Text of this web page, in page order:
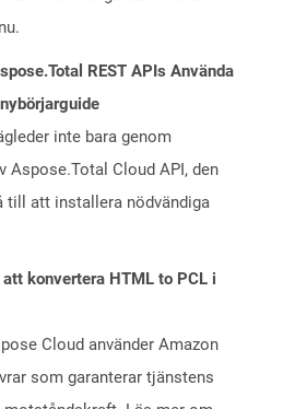
REST APIs Använda
inte bara genom
Aspose.Total Cloud API, den
till att installera nödvändiga
konvertera HTML to PCL i
Cloud använder Amazon
som garanterar tjänstens